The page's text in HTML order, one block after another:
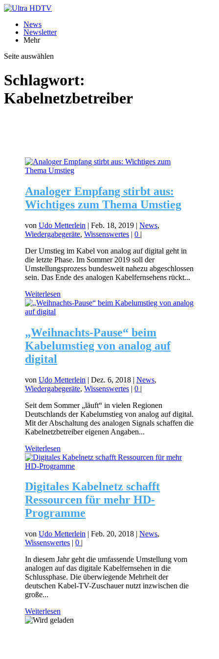
News
Newsletter
Mehr
Seite auswählen
Schlagwort:
Kabelnetzbetreiber
Analoger Empfang stirbt aus:
Wichtiges zum Thema Umstieg
vonUdo Metterlein |Feb. 18, 2019 |News,
Wiedergabegeräte,Wissenswertes |0 |
Der Umstieg im Kabel von analog auf digital geht in
die letzte Phase. Im Sommer 2019 soll der
Umstellungsprozess bundesweit nahezu abgeschlossen
sein. Das Ende des analogen Kabelfernsehens rückt...
Weiterlesen
„Weihnachts-Pause“ beim
Kabelumstieg von analog auf
digital
vonUdo Metterlein |Dez. 6, 2018 |News,
Wiedergabegeräte,Wissenswertes |0 |
Seit dem Sommer „läuft“ in vielen Regionen
Deutschlands der Kabelumstieg von analog auf digital.
Mit der Abschaltung des analogen Signals schaffen die
Kabelnetzbetreiber eigenen Angaben...
Weiterlesen
Digitales Kabelnetz schafft
Ressourcen für mehr HD-
Programme
vonUdo Metterlein |Feb. 20, 2018 |News,
Wissenswertes |0 |
In diesem Jahr geht die umfassende Umstellung vom
analogen auf das digitale Kabelfernsehen in die
Schlussphase. Die überwiegende Mehrheit der
deutschen Kabel-TV-Zuschauer nutzt inzwischen die
große...
Weiterlesen